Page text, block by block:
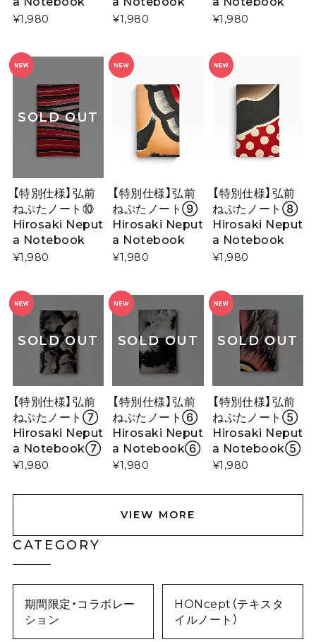
¥1,980 ¥1,980 ¥1,980
SOLD OUT
【特別仕様】弘前
ねぷたノート⑩
Hirosaki Neput
a Notebook
¥1,980
【特別仕様】弘前
ねぷたノート⑨
Hirosaki Neput
a Notebook
¥1,980
【特別仕様】弘前
ねぷたノート⑧
Hirosaki Neput
a Notebook
¥1,980
SOLD OUT
【特別仕様】弘前
ねぷたノート⑦
Hirosaki Neput
a Notebook⑦
¥1,980
SOLD OUT
【特別仕様】弘前
ねぷたノート⑥
Hirosaki Neput
a Notebook⑥
¥1,980
SOLD OUT
【特別仕様】弘前
ねぷたノート⑤
Hirosaki Neput
a Notebook⑤
¥1,980
VIEW MORE
CATEGORY
期間限定・コラボレー
ション
HONcept（テキスタ
イルノート）